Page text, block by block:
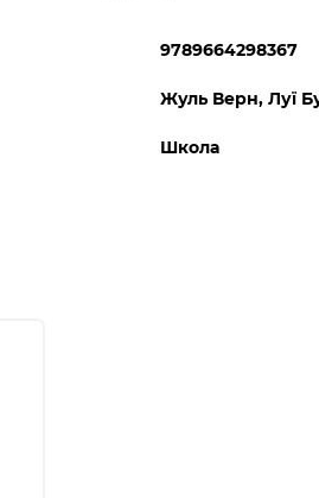
9789664298367
Жуль Верн, Луї
Школа